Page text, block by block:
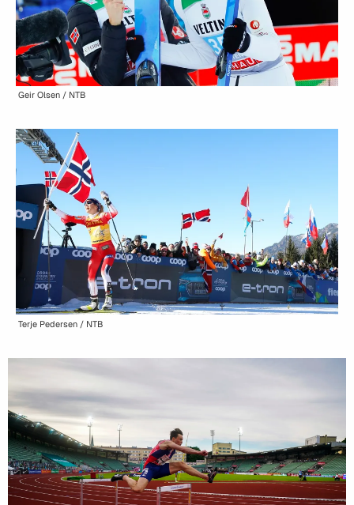
Geir Olsen / NTB
Terje Pedersen / NTB